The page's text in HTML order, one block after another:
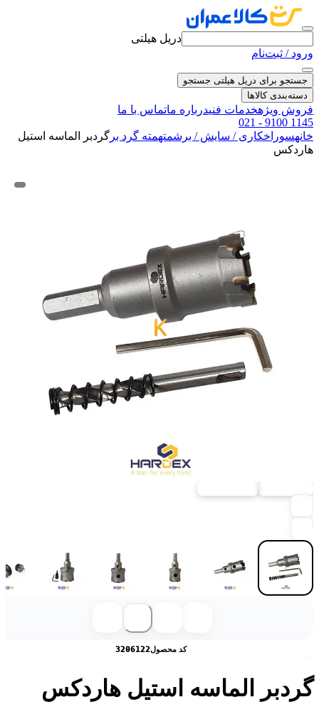
دریل هیلتی
ورود / ثبت‌نام
جستجو برای دریل هیلتی جستجو
دسته‌بندی کالاها
فروش ویژهخدمات فنیدرباره ماتماس با ما
021 - 9100 1145
خانهسوراخکاری / سایش / برشمتهمته گرد بر گردبر الماسه استیل
هاردکس
کد محصول3206122
گردبر الماسه استیل هاردکس